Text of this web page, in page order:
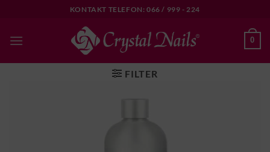
content
KONTAKT TELEFON: 066 / 999 - 224
0
FILTER